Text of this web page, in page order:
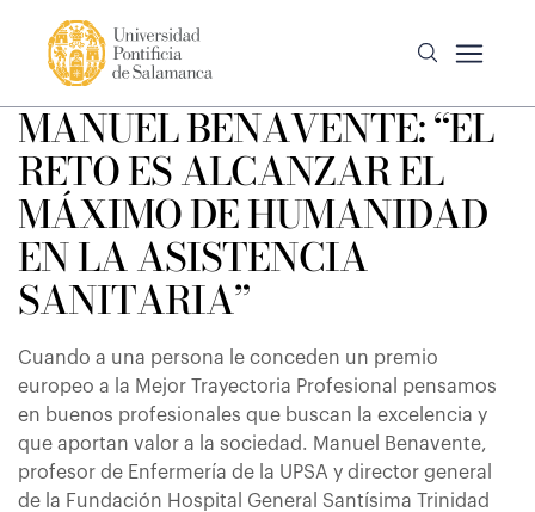
MANUEL BENAVENTE: “EL
RETO ES ALCANZAR EL
MÁXIMO DE HUMANIDAD
EN LA ASISTENCIA
SANITARIA”
Cuando a una persona le conceden un premio
europeo a la Mejor Trayectoria Profesional pensamos
en buenos profesionales que buscan la excelencia y
que aportan valor a la sociedad. Manuel Benavente,
profesor de Enfermería de la UPSA y director general
de la Fundación Hospital General Santísima Trinidad